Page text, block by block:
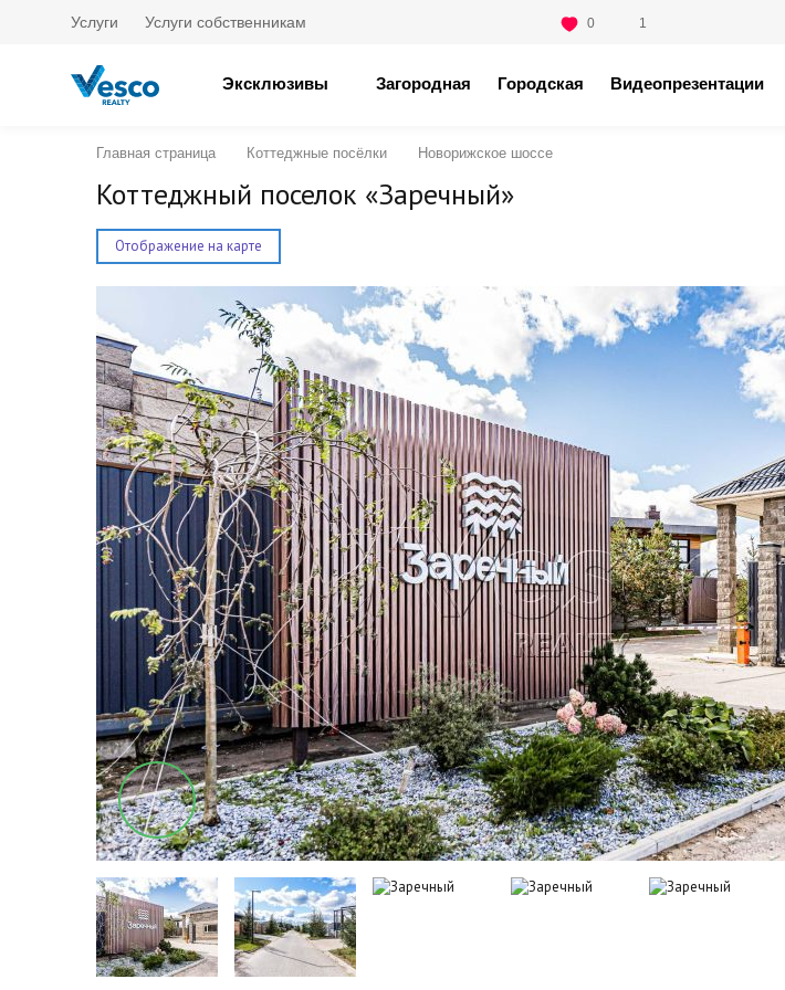
Услуги Услуги собственникам 0 1
Эксклюзивы Загородная Городская Видеопрезентации
Главная страница Коттеджные посёлки Новорижское шоссе
Коттеджный поселок «Заречный»
Отображение на карте